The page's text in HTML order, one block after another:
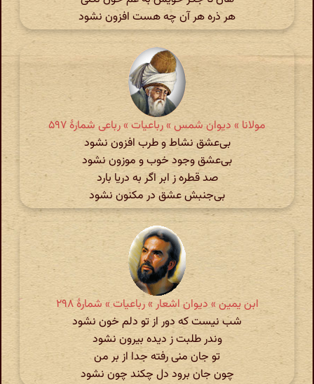
هر ذره هر آن چه هست افزون نشود
مولانا » دیوان شمس » رباعیات » رباعی شمارهٔ ۵۹۷
بی‌عشق نشاط و طرب افزون نشود
بی‌عشق وجود خوب و موزون نشود
صد قطره ز ابر اگر به دریا بارد
بی‌جنبش عشق در مکنون نشود
ابن یمین » دیوان اشعار » رباعیات » شمارهٔ ۲۹۸
شب نیست که دور از تو دلم خون نشود
وندر طلبت ز دیده بیرون نشود
تو جان منی رفته جدا از بر من
چون جان برود دل چکند چون نشود